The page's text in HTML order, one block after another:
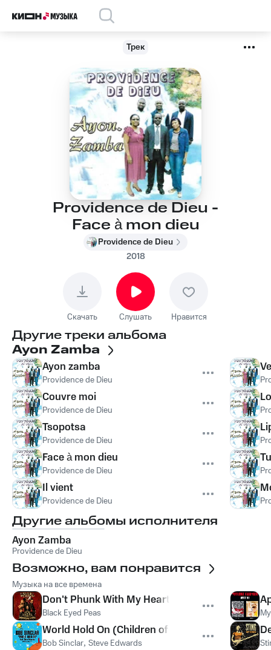
Трек
Providence de Dieu -
Face à mon dieu
Providence de Dieu
2018
Скачать Слушать Нравится
Другие треки альбома
Ayon Zamba
Ayon zamba
Providence de Dieu
Couvre moi
Providence de Dieu
Tsopotsa
Providence de Dieu
Face à mon dieu
Providence de Dieu
Il vient
Providence de Dieu
Другие альбомы исполнителя
Ayon Zamba
Providence de Dieu
Возможно, вам понравится
Музыка на все времена
Don't Phunk With My Heart
Black Eyed Peas
World Hold On (Children of the Sky)
Bob Sinclar, Steve Edwards